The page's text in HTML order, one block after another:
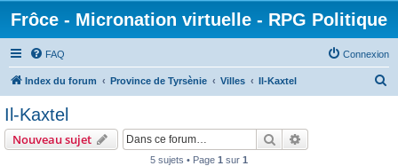
Frôce - Micronation virtuelle - RPG Politique
FAQ Connexion
Index du forum Province de Tyrsènie Villes Il-Kaxtel
Il-Kaxtel
Nouveau sujet Rechercher
5 sujets • Page 1 sur 1